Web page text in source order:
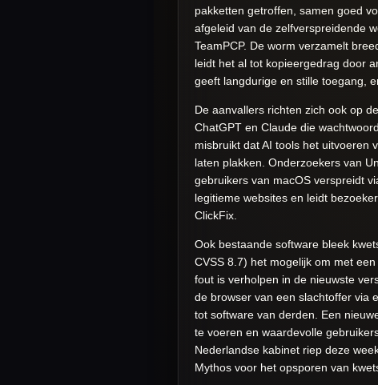
pakketten getroffen, samen goed
afgeleid van de zelfverspreidende
TeamPCP. De worm verzamelt
leidt het al tot kopieergedrag door
geeft langdurige en stille toegang,
De aanvallers richten zich ook op
ChatGPT en Claude die
misbruikt dat AI tools het uitvoeren
laten plakken. Onderzoekers van
gebruikers van macOS verspreidt
legitieme websites en leidt
ClickFix.
Ook bestaande software bleek
CVSS 8.7) het mogelijk om met
fout is verholpen in de nieuwste
de browser van een slachtoffer via
tot software van derden. Een
te voeren en waardevolle
Nederlandse kabinet riep deze
Mythos voor het opsporen van